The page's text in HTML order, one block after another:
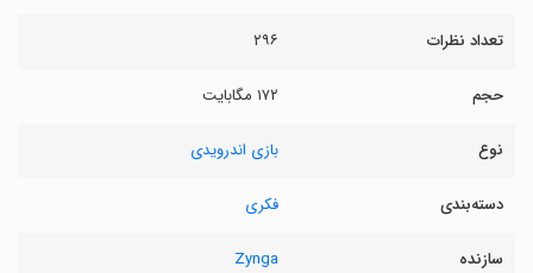
تعداد نظرات ۲۹۶
حجم ۱۷۲ مگابایت
نوع بازی اندرویدی
دسته‌بندی فکری
سازنده Zynga